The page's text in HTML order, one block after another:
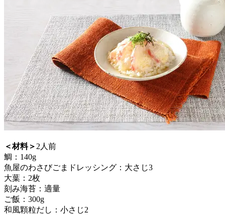
＜材料＞ 2人前
鯛：140g
魚屋のわさびごまドレッシング：大さじ3
大葉：2枚
刻み海苔：適量
ご飯：300g
和風顆粒だし：小さじ2